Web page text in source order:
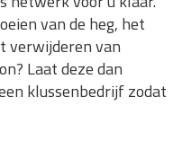
van de heg, het
verwijderen van
Laat deze dan
klussenbedrijf zodat